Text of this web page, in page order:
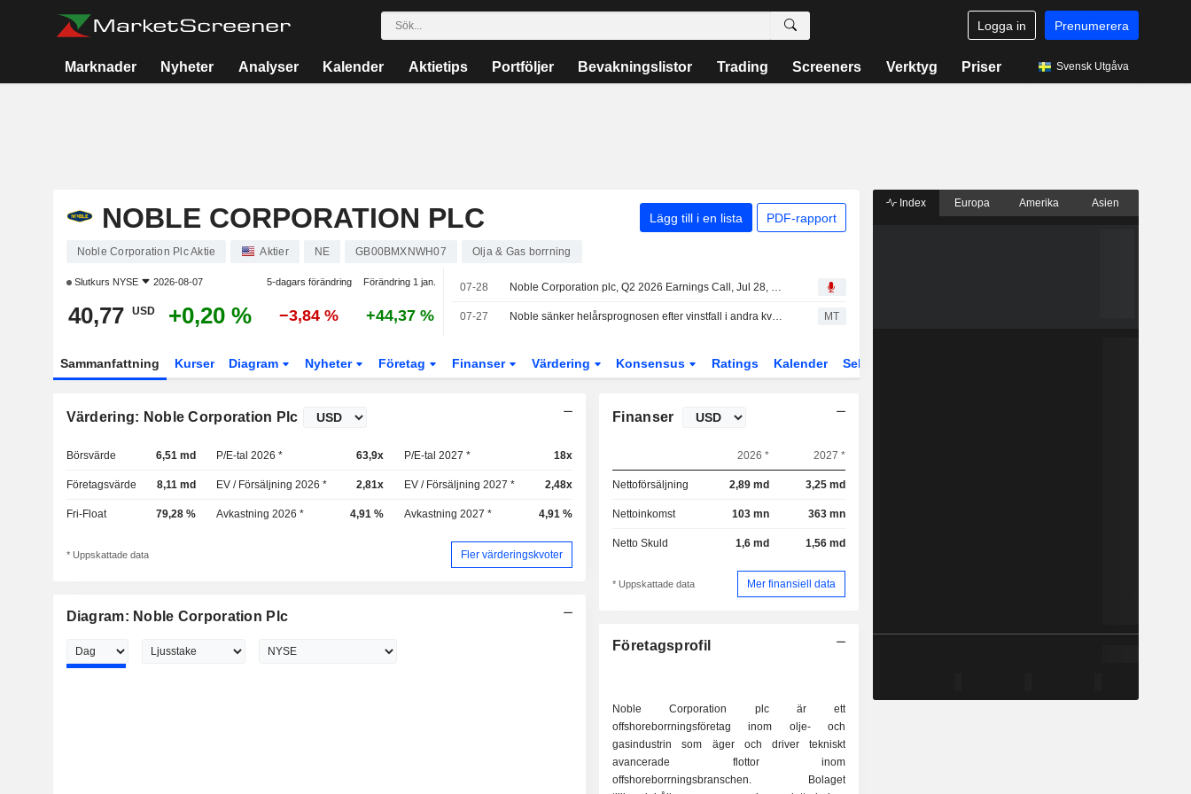
Logga in Prenumerera
Marknader Nyheter Analyser Kalender Aktietips Portföljer Bevakningslistor Trading Screeners Verktyg Priser Svensk Utgåva
NOBLE CORPORATION PLC Lägg till i en lista PDF-rapport
Noble Corporation Plc Aktie Aktier NE GB00BMXNWH07 Olja & Gas borrning
Slutkurs NYSE 2026-08-07 5-dagars förändring Förändring 1 jan.
40,77 USD +0,20 % −3,84 % +44,37 %
07-28 Noble Corporation plc, Q2 2026 Earnings Call, Jul 28, 2026
07-27 Noble sänker helårsprognosen efter vinstfall i andra kvartalet – aktien backar i efterhandeln MT
Sammanfattning Kurser Diagram Nyheter Företag Finanser Värdering Konsensus Ratings Kalender Sektor
Värdering: Noble Corporation Plc
Börsvärde 6,51 md P/E-tal 2026 * 63,9x P/E-tal 2027 * 18x
Företagsvärde 8,11 md EV / Försäljning 2026 * 2,81x EV / Försäljning 2027 * 2,48x
Fri-Float 79,28 % Avkastning 2026 * 4,91 % Avkastning 2027 * 4,91 %
* Uppskattade data Fler värderingskvoter
Diagram: Noble Corporation Plc
Finanser
2026 * 2027 *
Nettoförsäljning 2,89 md 3,25 md
Nettoinkomst 103 mn 363 mn
Netto Skuld 1,6 md 1,56 md
* Uppskattade data Mer finansiell data
Företagsprofil
Noble Corporation plc är ett
offshoreborrningsföretag inom olje- och
gasindustrin som äger och driver tekniskt
avancerade flottor inom
offshoreborrningsbranschen. Bolaget
Index Europa Amerika Asien